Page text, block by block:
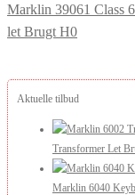
Marklin 39061 Class
let Brugt H0
Aktuelle tilbud
Transformer Let
Marklin 6040